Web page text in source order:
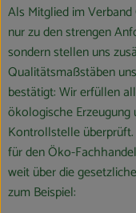
Als Mitglied im
nur zu den strengen
sondern stellen uns
Qualitätsmaßstäben
bestätigt: Wir erfüllen
ökologische Erzeugung
Kontrollstelle
für den Öko-
weit über die
zum Beispiel: